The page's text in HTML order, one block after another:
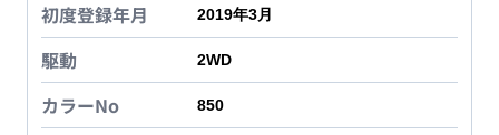
初度登録年月 2019年3月
駆動 2WD
カラーNo 850